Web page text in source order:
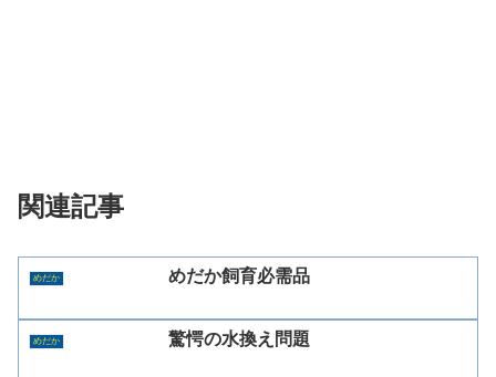
関連記事
めだか めだか飼育必需品
めだか 驚愕の水換え問題